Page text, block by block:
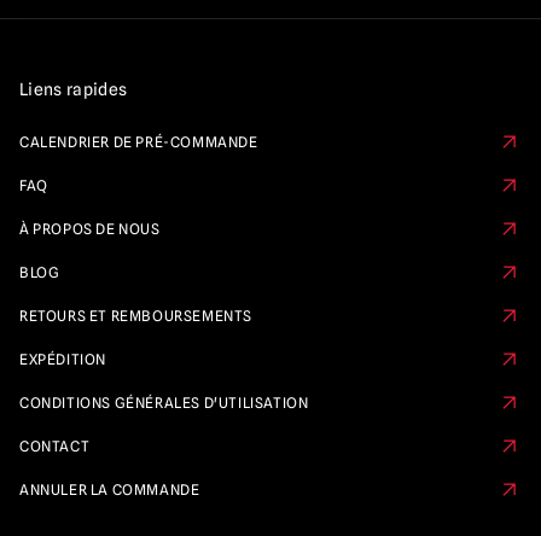
Liens rapides
CALENDRIER DE PRÉ-COMMANDE
FAQ
À PROPOS DE NOUS
BLOG
RETOURS ET REMBOURSEMENTS
EXPÉDITION
CONDITIONS GÉNÉRALES D'UTILISATION
CONTACT
ANNULER LA COMMANDE